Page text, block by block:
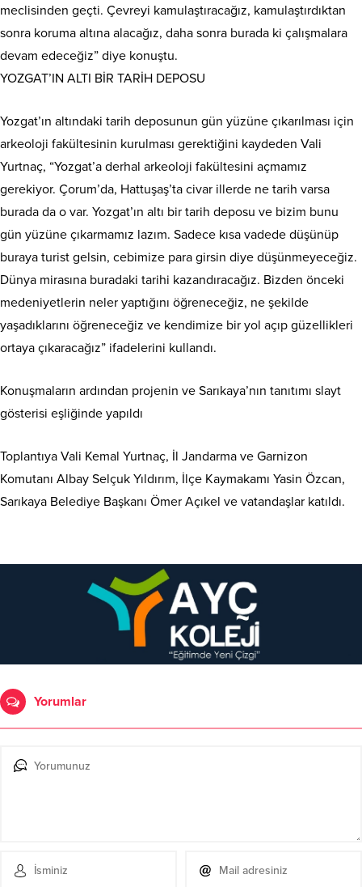
meclisinden geçti. Çevreyi kamulaştıracağız, kamulaştırdıktan
sonra koruma altına alacağız, daha sonra burada ki çalışmalara
devam edeceğiz” diye konuştu.
YOZGAT’IN ALTI BİR TARİH DEPOSU
Yozgat’ın altındaki tarih deposunun gün yüzüne çıkarılması için
arkeoloji fakültesinin kurulması gerektiğini kaydeden Vali
Yurtnaç, “Yozgat’a derhal arkeoloji fakültesini açmamız
gerekiyor. Çorum’da, Hattuşaş’ta civar illerde ne tarih varsa
burada da o var. Yozgat’ın altı bir tarih deposu ve bizim bunu
gün yüzüne çıkarmamız lazım. Sadece kısa vadede düşünüp
buraya turist gelsin, cebimize para girsin diye düşünmeyeceğiz.
Dünya mirasına buradaki tarihi kazandıracağız. Bizden önceki
medeniyetlerin neler yaptığını öğreneceğiz, ne şekilde
yaşadıklarını öğreneceğiz ve kendimize bir yol açıp güzellikleri
ortaya çıkaracağız” ifadelerini kullandı.
Konuşmaların ardından projenin ve Sarıkaya’nın tanıtımı slayt
gösterisi eşliğinde yapıldı
Toplantıya Vali Kemal Yurtnaç, İl Jandarma ve Garnizon
Komutanı Albay Selçuk Yıldırım, İlçe Kaymakamı Yasin Özcan,
Sarıkaya Belediye Başkanı Ömer Açıkel ve vatandaşlar katıldı.
Yorumlar